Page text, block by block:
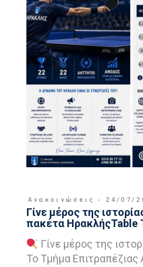
Ανακοινώσεις 24/07/
Γίνε μέρος της
πακέτα ΗρακλήςTable
Γίνε μέρος της
Το Τμήμα Επιτραπέζιας